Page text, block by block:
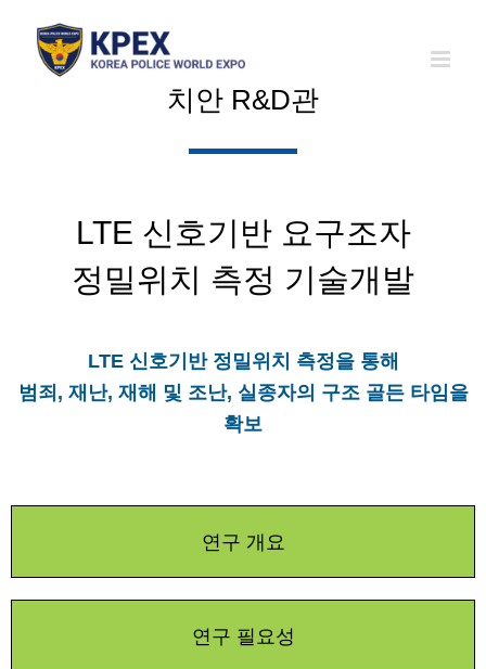
content
치안 R&D관
LTE 신호기반 요구조자
정밀위치 측정 기술개발
LTE 신호기반 정밀위치 측정을 통해
범죄, 재난, 재해 및 조난, 실종자의 구조 골든 타임을
확보
연구 개요
연구 필요성